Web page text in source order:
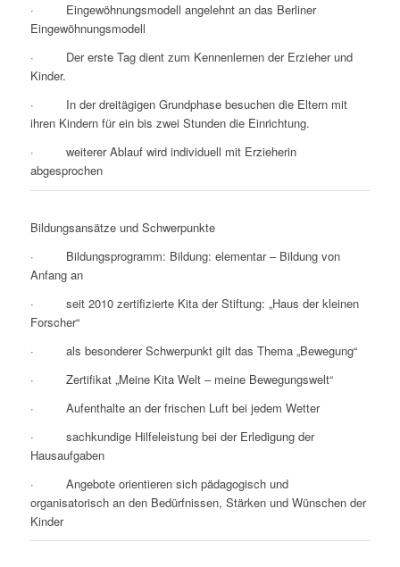
· Eingewöhnungsmodell angelehnt an das Berliner
Eingewöhnungsmodell
· Der erste Tag dient zum Kennenlernen der Erzieher und
Kinder.
· In der dreitägigen Grundphase besuchen die Eltern mit
ihren Kindern für ein bis zwei Stunden die Einrichtung.
· weiterer Ablauf wird individuell mit Erzieherin
abgesprochen
Bildungsansätze und Schwerpunkte
· Bildungsprogramm: Bildung: elementar – Bildung von
Anfang an
· seit 2010 zertifizierte Kita der Stiftung: „Haus der kleinen
Forscher“
· als besonderer Schwerpunkt gilt das Thema „Bewegung“
· Zertifikat „Meine Kita Welt – meine Bewegungswelt“
· Aufenthalte an der frischen Luft bei jedem Wetter
· sachkundige Hilfeleistung bei der Erledigung der
Hausaufgaben
· Angebote orientieren sich pädagogisch und
organisatorisch an den Bedürfnissen, Stärken und Wünschen der
Kinder